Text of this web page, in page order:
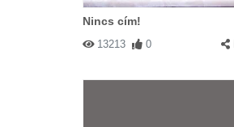
Nincs cím!
13213 0